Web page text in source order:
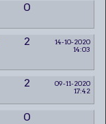
0
2
14-10-2020
14:03
2
09-11-2020
17:42
0